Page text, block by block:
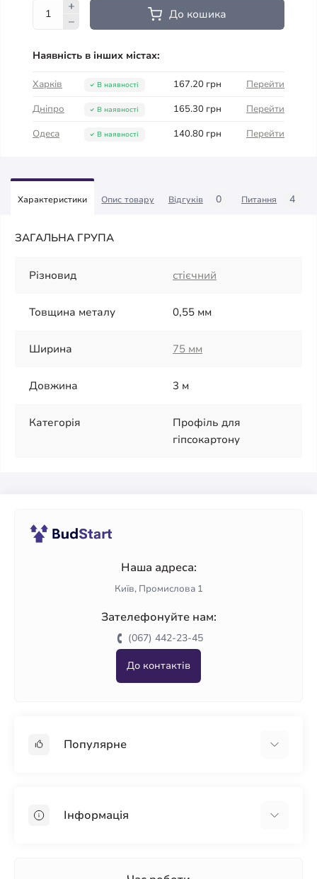
До кошика
Наявність в інших містах:
Харків В наявності 167.20 грн
Перейти
Дніпро
В наявності 165.30 грн
Перейти
Одеса
В наявності 140.80 грн Перейти
Характеристики Опис товару Відгуків 0 Питання 4
ЗАГАЛЬНА ГРУПА
Різновид стієчний
Товщина металу 0,55 мм
Ширина 75 мм
Довжина 3 м
Категорія
Профіль для
гіпсокартону
Наша адреса:
Київ, Промислова 1
Зателефонуйте нам:
(067) 442-23-45
До контактів
Популярне
ПінопластІнформація